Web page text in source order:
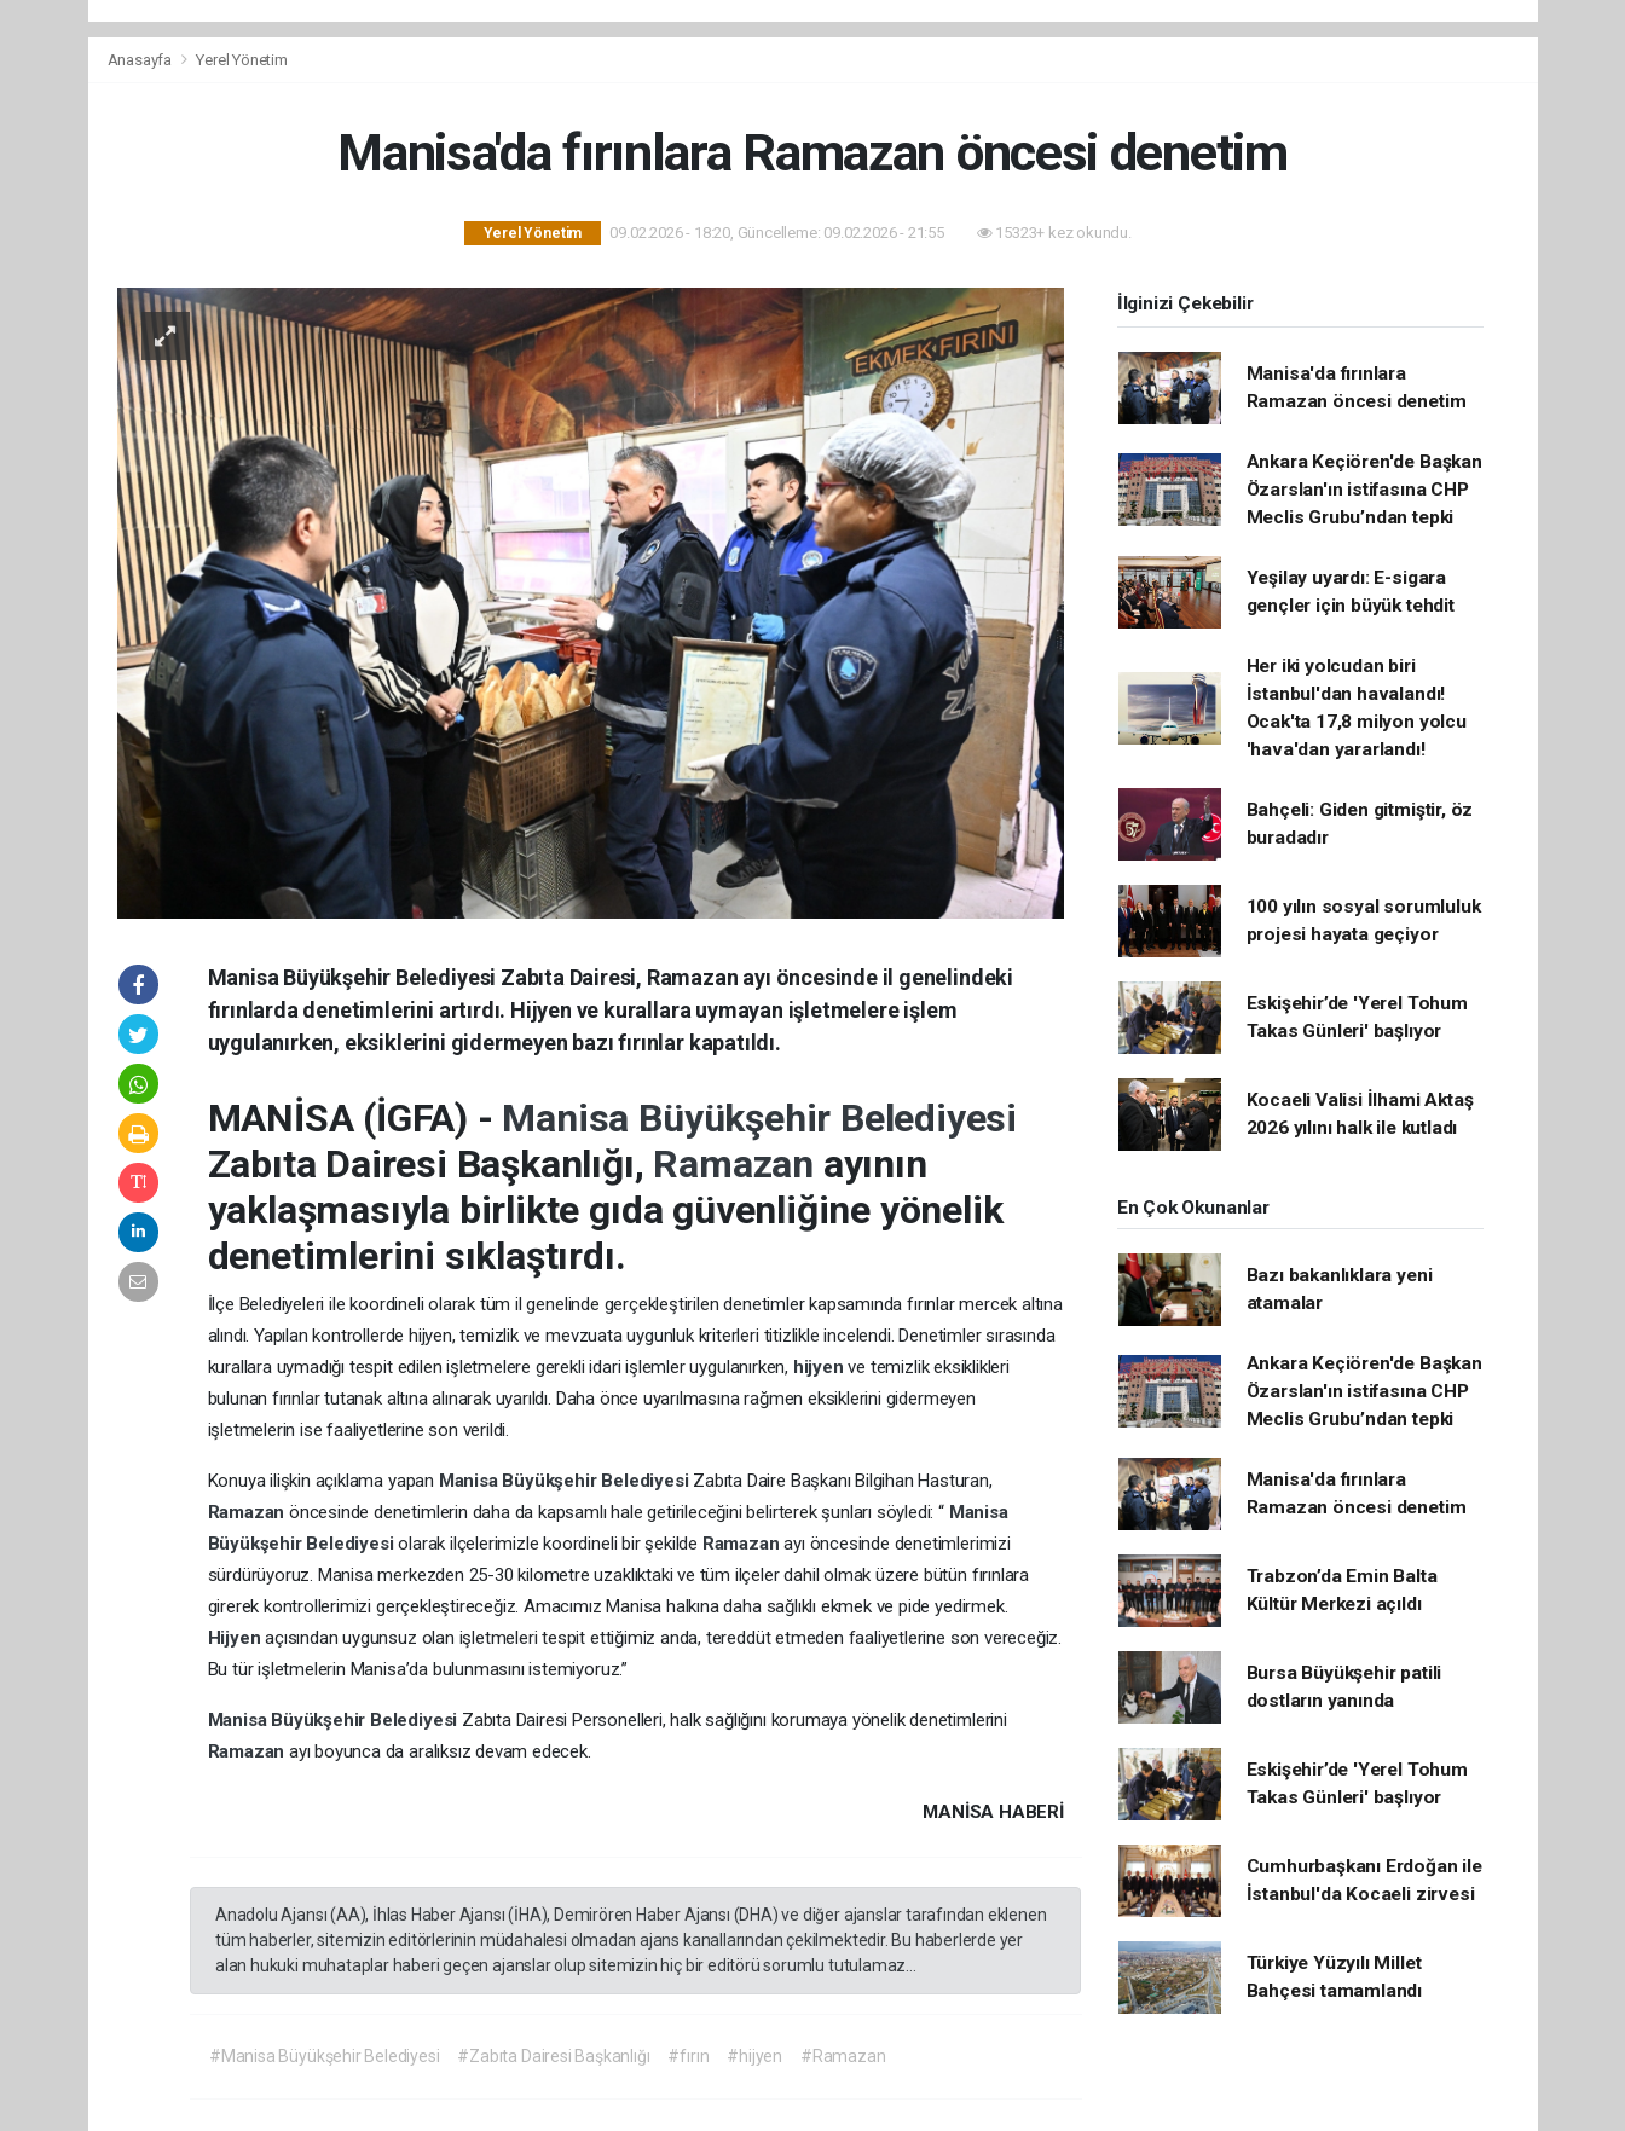
Anasayfa Yerel Yönetim
Manisa'da fırınlara Ramazan öncesi denetim
Yerel Yönetim 09.02.2026 - 18:20, Güncelleme: 09.02.2026 - 21:55 15323+ kez okundu.
Manisa Büyükşehir Belediyesi Zabıta Dairesi, Ramazan ayı öncesinde il genelindeki
fırınlarda denetimlerini artırdı. Hijyen ve kurallara uymayan işletmelere işlem
uygulanırken, eksiklerini gidermeyen bazı fırınlar kapatıldı.
MANİSA (İGFA) - Manisa Büyükşehir Belediyesi
Zabıta Dairesi Başkanlığı, Ramazan ayının
yaklaşmasıyla birlikte gıda güvenliğine yönelik
denetimlerini sıklaştırdı.
İlçe Belediyeleri ile koordineli olarak tüm il genelinde gerçekleştirilen denetimler kapsamında fırınlar mercek altına
alındı. Yapılan kontrollerde hijyen, temizlik ve mevzuata uygunluk kriterleri titizlikle incelendi. Denetimler sırasında
kurallara uymadığı tespit edilen işletmelere gerekli idari işlemler uygulanırken, hijyenve temizlik eksiklikleri
bulunan fırınlar tutanak altına alınarak uyarıldı. Daha önce uyarılmasına rağmen eksiklerini gidermeyen
işletmelerin ise faaliyetlerine son verildi.
Konuya ilişkin açıklama yapan Manisa Büyükşehir Belediyesi Zabıta Daire Başkanı Bilgihan Hasturan,
Ramazan öncesinde denetimlerin daha da kapsamlı hale getirileceğini belirterek şunları söyledi: “ Manisa
Büyükşehir Belediyesiolarak ilçelerimizle koordineli bir şekilde Ramazanayı öncesinde denetimlerimizi
sürdürüyoruz. Manisa merkezden 25-30 kilometre uzaklıktaki ve tüm ilçeler dahil olmak üzere bütün fırınlara
girerek kontrollerimizi gerçekleştireceğiz. Amacımız Manisa halkına daha sağlıklı ekmek ve pide yedirmek.
Hijyenaçısından uygunsuz olan işletmeleri tespit ettiğimiz anda, tereddüt etmeden faaliyetlerine son vereceğiz.
Bu tür işletmelerin Manisa’da bulunmasını istemiyoruz.”
Manisa Büyükşehir Belediyesi Zabıta Dairesi Personelleri, halk sağlığını korumaya yönelik denetimlerini
Ramazan ayı boyunca da aralıksız devam edecek.
MANISA HABERİ
Anadolu Ajansı (AA), İhlas Haber Ajansı (İHA), Demirören Haber Ajansı (DHA) ve diğer ajanslar tarafından eklenen
tüm haberler, sitemizin editörlerinin müdahalesi olmadan ajans kanallarından çekilmektedir. Bu haberlerde yer
alan hukuki muhataplar haberi geçen ajanslar olup sitemizin hiç bir editörü sorumlu tutulamaz...
#Manisa Büyükşehir Belediyesi #Zabıta Dairesi Başkanlığı #fırın #hijyen #Ramazan
İlginizi Çekebilir
Manisa'da fırınlara
Ramazan öncesi denetim
Ankara Keçiören'de Başkan
Özarslan'ın istifasına CHP
Meclis Grubu’ndan tepki
Yeşilay uyardı: E-sigara
gençler için büyük tehdit
Her iki yolcudan biri
İstanbul'dan havalandı!
Ocak'ta 17,8 milyon yolcu
'hava'dan yararlandı!
Bahçeli: Giden gitmiştir, öz
buradadır
100 yılın sosyal sorumluluk
projesi hayata geçiyor
Eskişehir’de 'Yerel Tohum
Takas Günleri' başlıyor
Kocaeli Valisi İlhami Aktaş
2026 yılını halk ile kutladı
En Çok Okunanlar
Bazı bakanlıklara yeni
atamalar
Ankara Keçiören'de Başkan
Özarslan'ın istifasına CHP
Meclis Grubu’ndan tepki
Manisa'da fırınlara
Ramazan öncesi denetim
Trabzon’da Emin Balta
Kültür Merkezi açıldı
Bursa Büyükşehir patili
dostların yanında
Eskişehir’de 'Yerel Tohum
Takas Günleri' başlıyor
Cumhurbaşkanı Erdoğan ile
İstanbul'da Kocaeli zirvesi
Türkiye Yüzyılı Millet
Bahçesi tamamlandı